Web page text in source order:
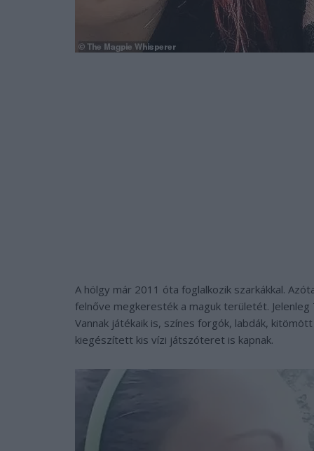
A hölgy már 2011 óta foglalkozik szarkákkal.
felnőve megkeresték a maguk területét.
Vannak játékaik is, színes forgók, labdák,
kiegészített kis vízi játszóteret is kapnak.